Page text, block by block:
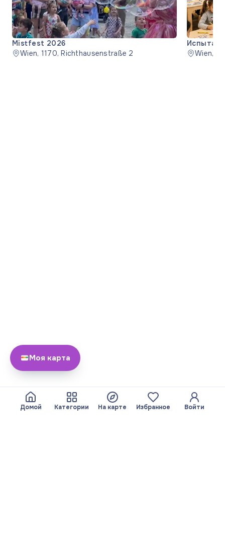
Mistfest 2026
Wien, 1170, Richthausenstraße 2
Wien,
Домой Категории На карте Избранное Войти
Моя карта